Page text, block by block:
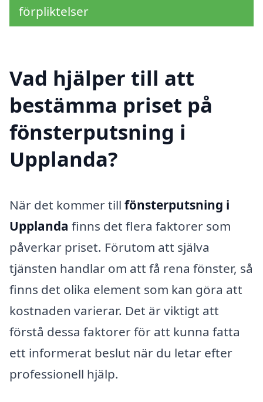
förpliktelser
Vad hjälper till att
bestämma priset på
fönsterputsning i
Upplanda?
När det kommer till fönsterputsning i
Upplanda finns det flera faktorer som
påverkar priset. Förutom att själva
tjänsten handlar om att få rena fönster, så
finns det olika element som kan göra att
kostnaden varierar. Det är viktigt att
förstå dessa faktorer för att kunna fatta
ett informerat beslut när du letar efter
professionell hjälp.